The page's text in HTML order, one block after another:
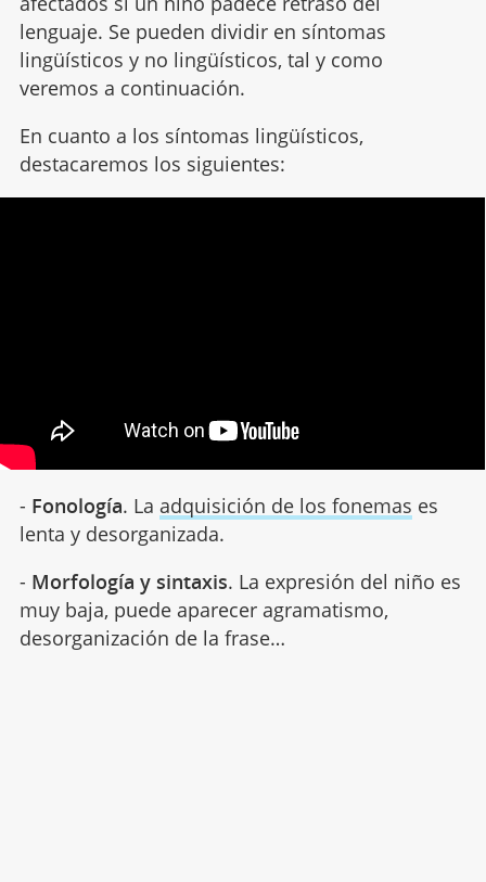
lenguaje. Se pueden dividir en síntomas
lingüísticos y no lingüísticos, tal y como
veremos a continuación.
En cuanto a los síntomas lingüísticos,
destacaremos los siguientes:
- Fonología. La adquisición de los fonemas es
lenta y desorganizada.
- Morfología y sintaxis. La expresión del niño es
muy baja, puede aparecer agramatismo,
desorganización de la frase…